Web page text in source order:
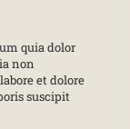
quia dolor
non
et dolore
suscipit